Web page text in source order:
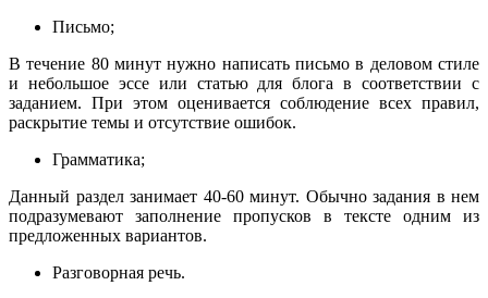
Письмо;
В течение 80 минут нужно написать письмо в деловом стиле
и небольшое эссе или статью для блога в соответствии с
заданием. При этом оценивается соблюдение всех правил,
раскрытие темы и отсутствие ошибок.
Грамматика;
Данный раздел занимает 40-60 минут. Обычно задания в нем
подразумевают заполнение пропусков в тексте одним из
предложенных вариантов.
Разговорная речь.